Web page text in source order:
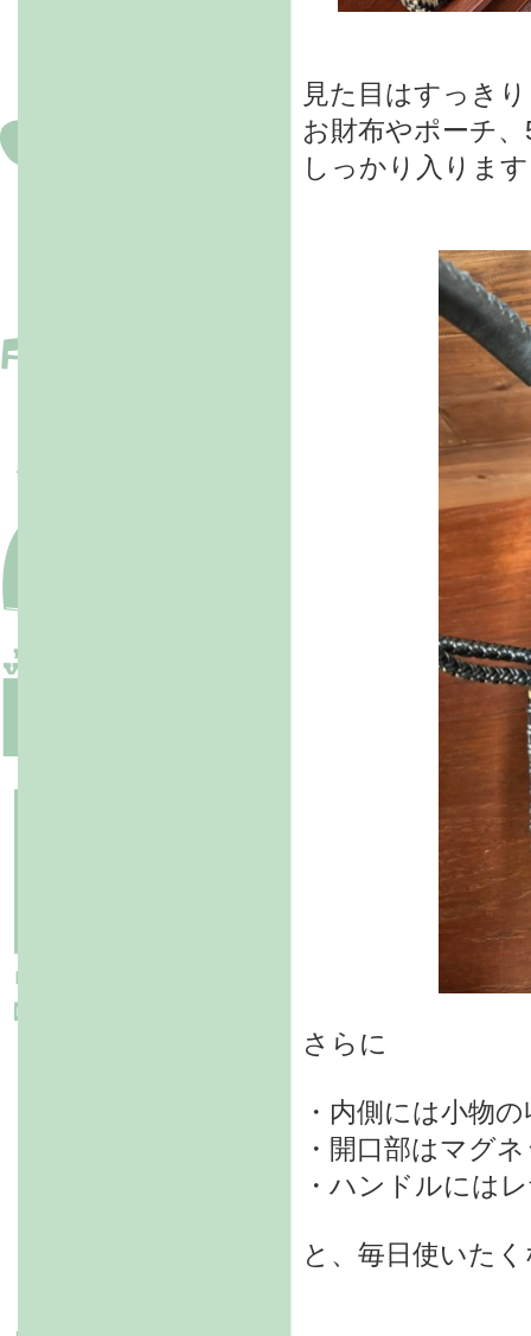
見た目はすっき
お財布やポーチ
しっかり入りま
さらに
・内側には小物
・開口部はマグ
・ハンドルには
と、毎日使いた